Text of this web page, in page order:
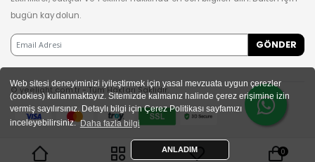
Web sitesi deneyiminizi iyileştirmek için yasal mevzuata uygun çerezler
(cookies) kullanmaktayız. Sitemizde kalmanız halinde çerez erişimine izin
vermiş sayılırsınız. Detaylı bilgi için Çerez Politikası sayfamızı
inceleyebilirsiniz.Daha fazla bilgi
ANLADIM
bugün kaydolun.
© yeelight.com.tr - Tüm Hakları Saklıdır.
0